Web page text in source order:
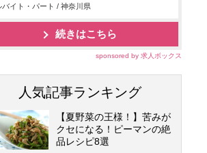
バイト・パート / 神奈川県
続きはこちら
sponsored by 求人ボックス
人気記事ランキング
【夏野菜の王様！】苦みが
クセになる！ピーマンの絶
品レシピ8選